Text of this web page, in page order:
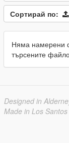
Сортирай по:
Няма намерени
търсените
Designed in
Made in Los Santos